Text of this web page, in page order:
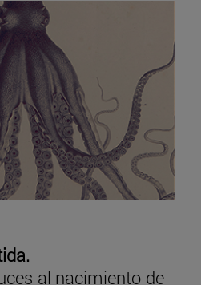
al nacimiento de